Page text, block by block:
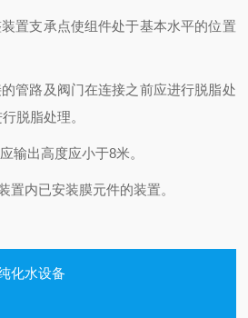
支承点使组件处于基本水平的位置
路及阀门在连接之前应进行脱脂处
脱脂处理。
出高度应小于8米。
内已安装膜元件的装置。
化水设备